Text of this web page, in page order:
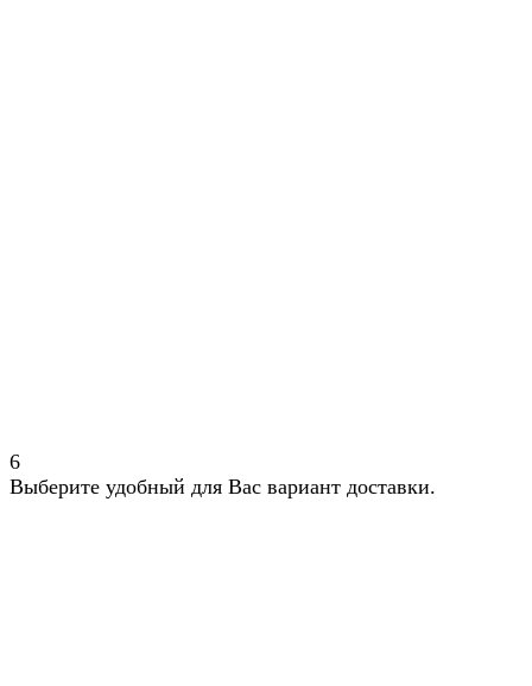
6
Выберите удобный для Вас вариант доставки.